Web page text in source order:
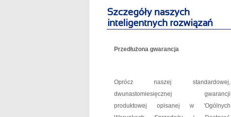
Szczegóły naszych
inteligentnych rozwiązań
Przedłużona gwarancja
Oprócz naszej standardowej,
dwunastomiesięcznej gwarancji
produktowej opisanej w 'Ogólnych